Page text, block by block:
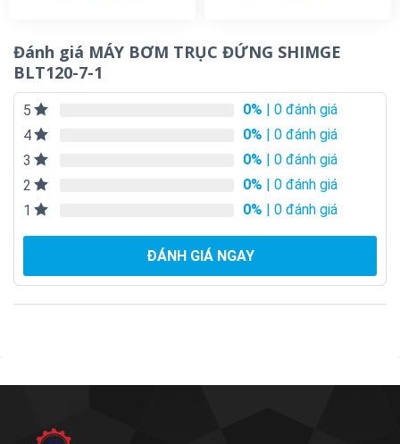
Đánh giá MÁY BƠM TRỤC ĐỨNG SHIMGE
BLT120-7-1
5 0% | 0 đánh giá
4
0% | 0 đánh giá
3
0% | 0 đánh giá
2
0% | 0 đánh giá
1
0% | 0 đánh giá
ĐÁNH GIÁ NGAY